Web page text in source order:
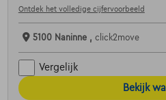
Ontdek het volledige cijfervoorbeeld
5100 Naninne , click2move
Vergelijk
Bekijk